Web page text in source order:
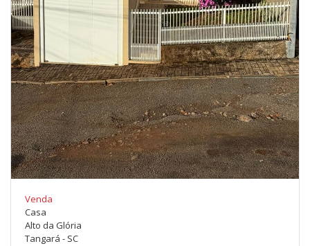
Venda
Casa
Alto da Glória
Tangará - SC